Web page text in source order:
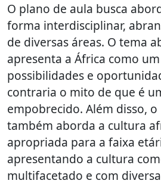
O plano de aula busca
forma interdisciplinar,
de diversas áreas. O tema
apresenta a África como
possibilidades e
contraria o mito de que é
empobrecido. Além disso,
também aborda a cultura
apropriada para a faixa
apresentando a cultura
multifacetado e com